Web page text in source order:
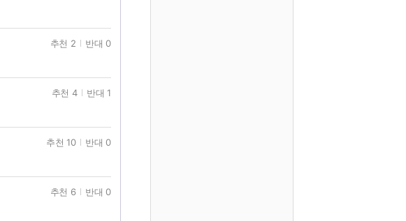
추천 2 반대 0
추천 4 반대 1
추천 10 반대 0
추천 6 반대 0